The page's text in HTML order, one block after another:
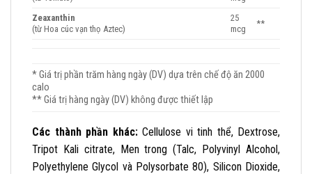
Zeaxanthin
(từ Hoa cúc vạn thọ Aztec)
25
mcg
**
* Giá trị phần trăm hàng ngày (DV) dựa trên chế độ ăn 2000
calo
** Giá trị hàng ngày (DV) không được thiết lập
Các thành phần khác:Cellulose vi tinh thể, Dextrose,
Tripot Kali citrate, Men trong (Talc, Polyvinyl Alcohol,
Polyethylene Glycol và Polysorbate 80), Silicon Dioxide,